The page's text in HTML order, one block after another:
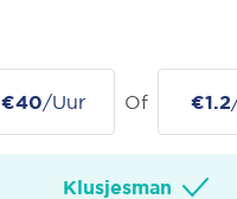
€40/Uur Of €1.2
Klusjesman